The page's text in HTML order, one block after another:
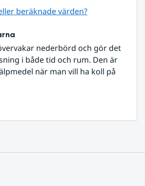
beräknade värden?
nederbörd och gör det
i både tid och rum. Den är
när man vill ha koll på